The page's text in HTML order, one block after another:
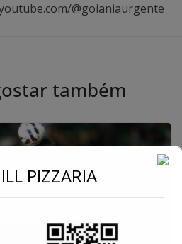
@goianiaurgente
também
PIZZARIA